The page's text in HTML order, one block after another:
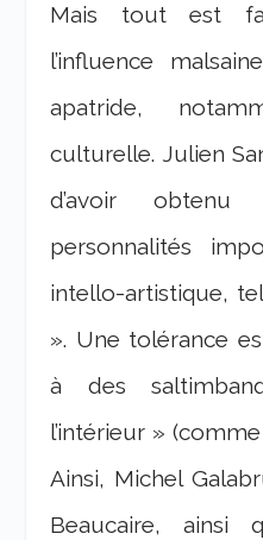
Mais tout est
l’influence
apatride,
culturelle. Julien
d’avoir
personnalités
intello-artistique,
». Une tolérance
à des
l’intérieur »
Ainsi, Michel
Beaucaire, ainsi